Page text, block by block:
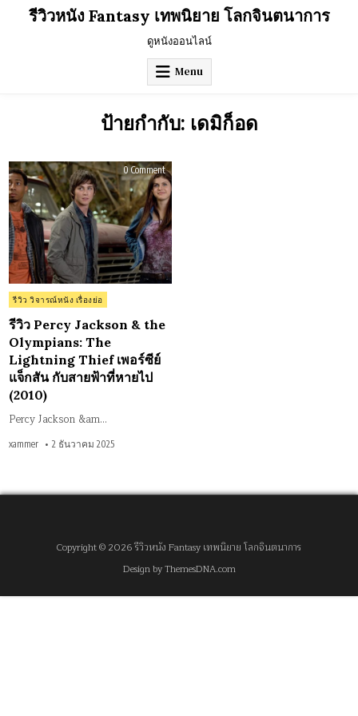
รีวิวหนัง Fantasy เทพนิยาย โลกจินตนาการ
ดูหนังออนไลน์
Menu
ป้ายกำกับ: เดมิก็อด
0 Commenton
รีวิว
Percy
Jackson
&
the
Olympians:
The
Lightning
Thief
เพ
อร์
ซีย์
ที่
หาย
Posted
in
รีวิว วิจารณ์หนัง เรื่องย่อ
รีวิว Percy Jackson & the
Olympians: The
Lightning Thief เพอร์ซีย์
แจ็กสัน กับสายฟ้าที่หายไป
(2010)
Percy Jackson &am…
xammer 2 ธันวาคม 2025
Copyright © 2026 รีวิวหนัง Fantasy เทพนิยาย โลกจินตนาการ
Design by ThemesDNA.com